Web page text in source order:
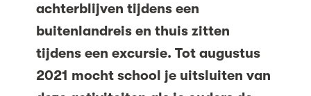
achterblijven tijdens een
buitenlandreis en thuis zitten
tijdens een excursie. Tot augustus
2021 mocht school je uitsluiten van